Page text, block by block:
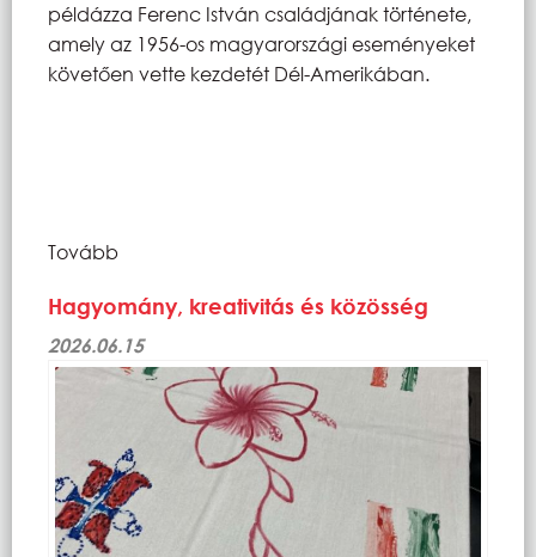
példázza Ferenc István családjának története,
amely az 1956-os magyarországi eseményeket
követően vette kezdetét Dél-Amerikában.
Tovább
Hagyomány, kreativitás és közösség
2026.06.15